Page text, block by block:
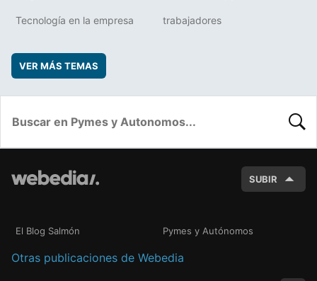
Tecnología en la empresa trabajadores
VER MÁS TEMAS
SUBIR
El Blog Salmón Pymes y Autónomos
Otras publicaciones de Webedia